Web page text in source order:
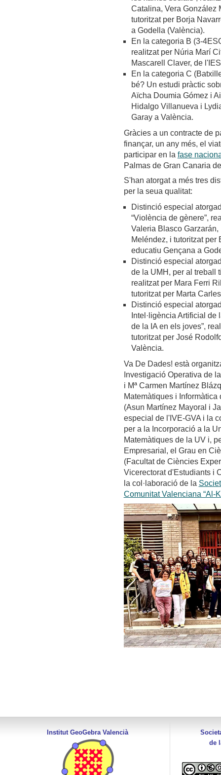
Catalina, Vera González
tutoritzat per Borja
a Godella (València).
En la categoria B (3-
realitzat per Núria Marí
Mascarell Claver, de
En la categoria C
bé? Un estudi pràctic
Aïcha Doumia Gómez i
Hidalgo Villanueva i
Garay a València.
Gràcies a un contracte de
finançar, un any més, el
participar en la fase
Palmas de Gran Canaria
S'han atorgat a més tres
per la seua qualitat:
Distinció especial
“Violència de gènere”,
Valeria Blasco
Meléndez, i tutoritzat per
educatiu Gençana a
Distinció especial
de la UMH, per al treball
realitzat per Mara Ferri
tutoritzat per Marta
Distinció especial
Intel·ligència Artificial
de la IA en els joves”,
tutoritzat per José
València.
Va De Dades! està
Investigació Operativa de
i Mª Carmen Martínez
Matemàtiques i
(Asun Martínez Mayoral i
especial de l'IVE-GVA i la
per a la Incorporació a la
Matemàtiques de la UV i,
Empresarial, el Grau en
(Facultat de Ciències
Vicerectorat d'Estudiants i
la col·laboració de la
Comunitat Valenciana “Al-
Institut GeoGebra Valencià
de